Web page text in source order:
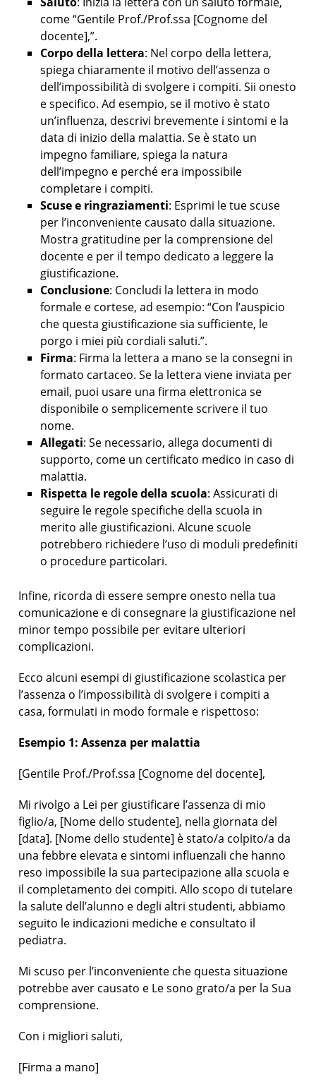
come “Gentile Prof./Prof.ssa [Cognome del
docente],”.
Corpo della lettera: Nel corpo della lettera,
spiega chiaramente il motivo dell’assenza o
dell’impossibilità di svolgere i compiti. Sii onesto
e specifico. Ad esempio, se il motivo è stato
un’influenza, descrivi brevemente i sintomi e la
data di inizio della malattia. Se è stato un
impegno familiare, spiega la natura
dell’impegno e perché era impossibile
completare i compiti.
Scuse e ringraziamenti: Esprimi le tue scuse
per l’inconveniente causato dalla situazione.
Mostra gratitudine per la comprensione del
docente e per il tempo dedicato a leggere la
giustificazione.
Conclusione: Concludi la lettera in modo
formale e cortese, ad esempio: “Con l’auspicio
che questa giustificazione sia sufficiente, le
porgo i miei più cordiali saluti.”.
Firma: Firma la lettera a mano se la consegni in
formato cartaceo. Se la lettera viene inviata per
email, puoi usare una firma elettronica se
disponibile o semplicemente scrivere il tuo
nome.
Allegati: Se necessario, allega documenti di
supporto, come un certificato medico in caso di
malattia.
Rispetta le regole della scuola: Assicurati di
seguire le regole specifiche della scuola in
merito alle giustificazioni. Alcune scuole
potrebbero richiedere l’uso di moduli predefiniti
o procedure particolari.
Infine, ricorda di essere sempre onesto nella tua
comunicazione e di consegnare la giustificazione nel
minor tempo possibile per evitare ulteriori
complicazioni.
Ecco alcuni esempi di giustificazione scolastica per
l’assenza o l’impossibilità di svolgere i compiti a
casa, formulati in modo formale e rispettoso:
Esempio 1: Assenza per malattia
[Gentile Prof./Prof.ssa [Cognome del docente],
Mi rivolgo a Lei per giustificare l’assenza di mio
figlio/a, [Nome dello studente], nella giornata del
[data]. [Nome dello studente] è stato/a colpito/a da
una febbre elevata e sintomi influenzali che hanno
reso impossibile la sua partecipazione alla scuola e
il completamento dei compiti. Allo scopo di tutelare
la salute dell’alunno e degli altri studenti, abbiamo
seguito le indicazioni mediche e consultato il
pediatra.
Mi scuso per l’inconveniente che questa situazione
potrebbe aver causato e Le sono grato/a per la Sua
comprensione.
Con i migliori saluti,
[Firma a mano]